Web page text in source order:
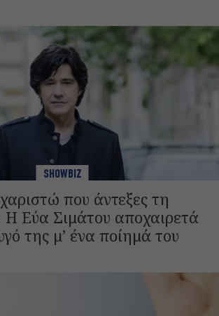
SHOWBIZ
που άντεξες τη
Η Εύα Σιμάτου αποχαιρετά
της μ’ ένα ποίημά του